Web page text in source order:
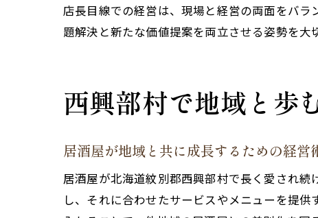
店長目線での経営は、現場と経営の両面をバ
題解決と新たな価値提案を両立させる姿勢を大
西興部村で地域と歩
居酒屋が地域と共に成長するための経営
居酒屋が北海道紋別郡西興部村で長く愛され
し、それに合わせたサービスやメニューを提